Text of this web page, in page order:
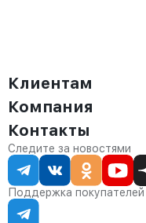
Клиентам
Доставка
Оплата
Сервис
Статус заказа
Статьи
Компания
О компании
Контакты
Партнёрам
Контакты
Отдел продаж:
8 (800) 234-22-62
corp@anvikor.ru
Ежедневно, с 7:00-19:00
Отдел рекламации:
Следите за новостями
Поддержка покупателей